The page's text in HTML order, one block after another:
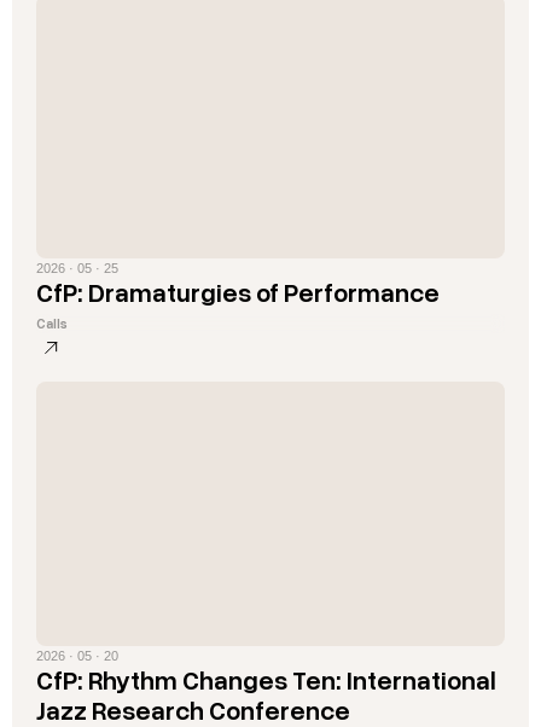
2026 · 05 · 25
CfP: Dramaturgies of Performance
Calls
2026 · 05 · 20
CfP: Rhythm Changes Ten: International
Jazz Research Conference